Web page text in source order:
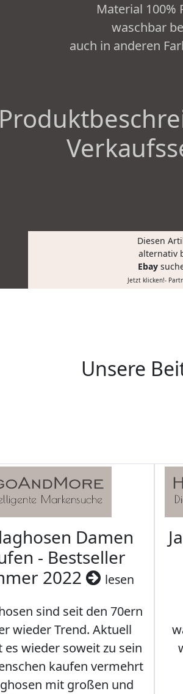
Material 100%
waschbar
auch in anderen
Diesen
alternativ
Ebay
Jetzt klicken!-
Unsere
Damen
- Bestseller
2022
lesen
sind seit den 70ern
wieder Trend. Aktuell
es wieder soweit zu sein
kaufen vermehrt
mit großen und